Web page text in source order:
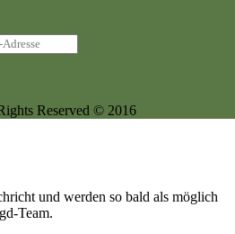
Reserved © 2016
und werden so bald als möglich
Team.